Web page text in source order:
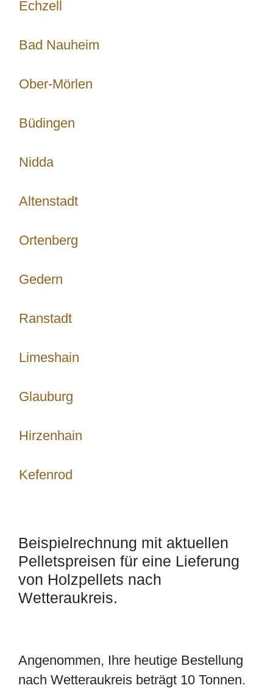
Echzell
Bad Nauheim
Ober-Mörlen
Büdingen
Nidda
Altenstadt
Ortenberg
Gedern
Ranstadt
Limeshain
Glauburg
Hirzenhain
Kefenrod
Beispielrechnung mit aktuellen
Pelletspreisen für eine Lieferung
von Holzpellets nach
Wetteraukreis.
Angenommen, Ihre heutige Bestellung
nach Wetteraukreis beträgt 10 Tonnen.